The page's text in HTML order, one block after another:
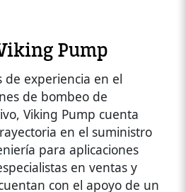
Pump
de experiencia en el
de bombeo de
Viking Pump cuenta
en el suministro
para aplicaciones
en ventas y
con el apoyo de un